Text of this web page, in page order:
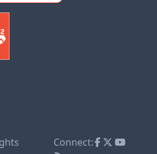
Connect: